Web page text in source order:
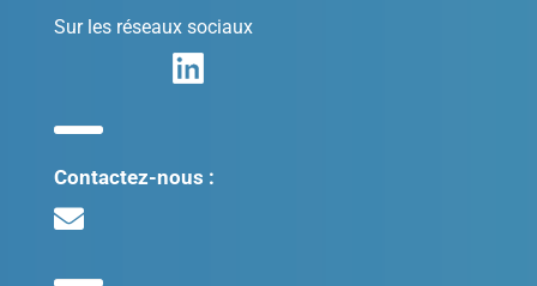
Sur les réseaux sociaux
Contactez-nous :